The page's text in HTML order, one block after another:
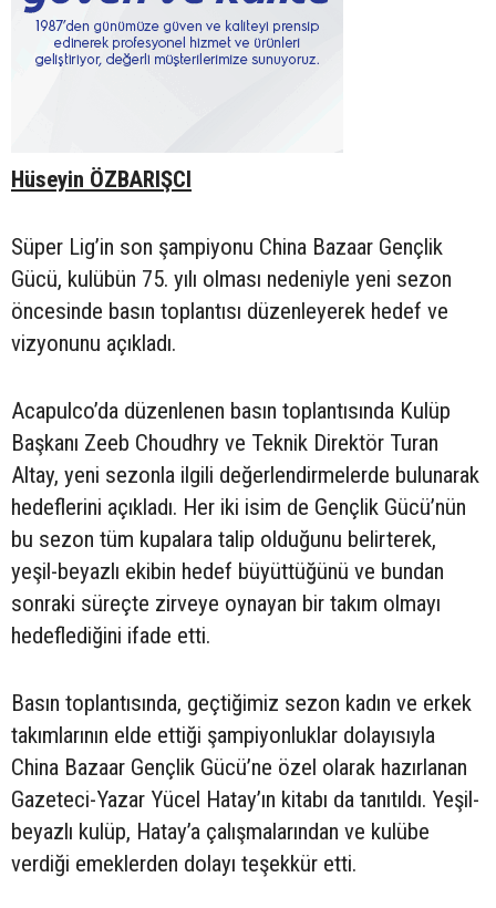
Hüseyin ÖZBARIŞCI
Süper Lig’in son şampiyonu China Bazaar Gençlik
Gücü, kulübün 75. yılı olması nedeniyle yeni sezon
öncesinde basın toplantısı düzenleyerek hedef ve
vizyonunu açıkladı.
Acapulco’da düzenlenen basın toplantısında Kulüp
Başkanı Zeeb Choudhry ve Teknik Direktör Turan
Altay, yeni sezonla ilgili değerlendirmelerde bulunarak
hedeflerini açıkladı. Her iki isim de Gençlik Gücü’nün
bu sezon tüm kupalara talip olduğunu belirterek,
yeşil-beyazlı ekibin hedef büyüttüğünü ve bundan
sonraki süreçte zirveye oynayan bir takım olmayı
hedeflediğini ifade etti.
Basın toplantısında, geçtiğimiz sezon kadın ve erkek
takımlarının elde ettiği şampiyonluklar dolayısıyla
China Bazaar Gençlik Gücü’ne özel olarak hazırlanan
Gazeteci-Yazar Yücel Hatay’ın kitabı da tanıtıldı. Yeşil-
beyazlı kulüp, Hatay’a çalışmalarından ve kulübe
verdiği emeklerden dolayı teşekkür etti.